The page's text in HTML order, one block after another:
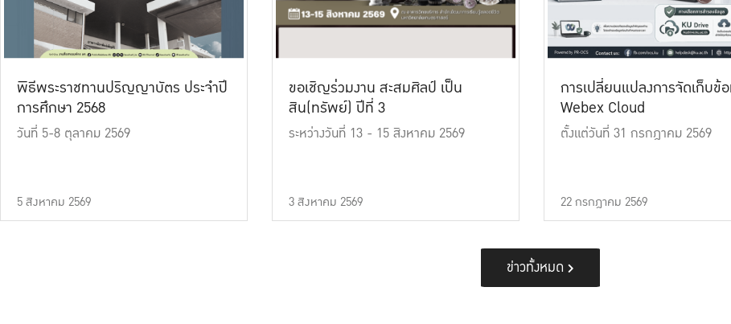
พิธีพระราชทานปริญญาบัตร ประจำปี
การศึกษา 2568
วันที่ 5-8 ตุลาคม 2569
5 สิงหาคม 2569
ขอเชิญร่วมงาน สะสมศิลป์ เป็น
สิน(ทรัพย์) ปีที่ 3
ระหว่างวันที่ 13 - 15 สิงหาคม 2569
3 สิงหาคม 2569
การเปลี่ยนแปลงการจัดเก็บข้
Webex Cloud
ตั้งแต่วันที่ 31 กรกฎาคม 2569
22 กรกฎาคม 2569
ข่าวทั้งหมด